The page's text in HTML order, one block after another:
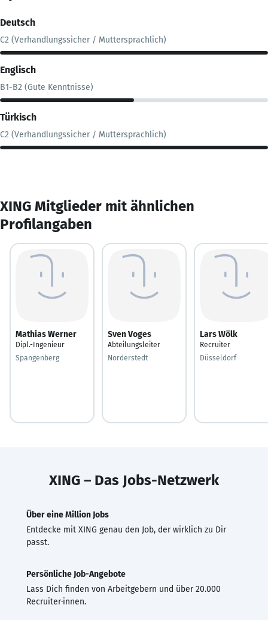
Deutsch
C2 (Verhandlungssicher / Muttersprachlich)
Englisch
B1-B2 (Gute Kenntnisse)
Türkisch
C2 (Verhandlungssicher / Muttersprachlich)
XING Mitglieder mit ähnlichen
Profilangaben
Mathias Werner
Dipl.-Ingenieur
Spangenberg
Sven Voges
Abteilungsleiter
Norderstedt
Lars Wölk
Recruiter
Düsseldorf
XING – Das Jobs-Netzwerk
Über eine Million Jobs
Entdecke mit XING genau den Job, der wirklich zu Dir
passt.
Persönliche Job-Angebote
Lass Dich finden von Arbeitgebern und über 20.000
Recruiter·innen.